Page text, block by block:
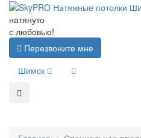
натянуто
с любовью!
Перезвоните мне
Шимск